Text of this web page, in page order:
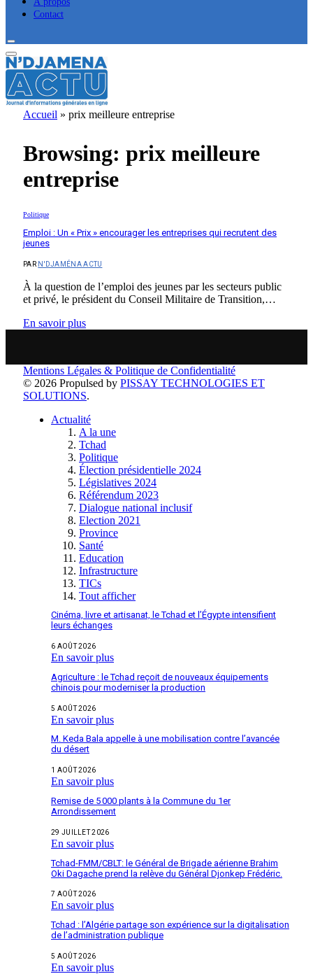
Contact
Accueil » prix meilleure entreprise
Browsing: prix meilleure
entreprise
Politique
Emploi : Un « Prix » encourager les entreprises qui recrutent des
jeunes
PAR N'DJAMÉNA ACTU
À la question de l’emploi des jeunes par les secteurs public
et privé, le président du Conseil Militaire de Transition,…
En savoir plus
Mentions Légales & Politique de Confidentialité
© 2026 Propulsed by PISSAY TECHNOLOGIES ET
SOLUTIONS.
Actualité
A la une
Tchad
Politique
Élection présidentielle 2024
Législatives 2024
Référendum 2023
Dialogue national inclusif
Election 2021
Province
Santé
Education
Infrastructure
TICs
Tout afficher
Cinéma, livre et artisanat, le Tchad et l’Égypte intensifient
leurs échanges
6 AOÛT 2026
En savoir plus
Agriculture : le Tchad reçoit de nouveaux équipements
chinois pour moderniser la production
5 AOÛT 2026
En savoir plus
M. Keda Bala appelle à une mobilisation contre l’avancée
du désert
1 AOÛT 2026
En savoir plus
Remise de 5 000 plants à la Commune du 1er
Arrondissement
29 JUILLET 2026
En savoir plus
Tchad-FMM/CBLT: le Général de Brigade aérienne Brahim
Oki Dagache prend la relève du Général Djonkep Frédéric.
7 AOÛT 2026
En savoir plus
Tchad : l’Algérie partage son expérience sur la digitalisation
de l’administration publique
5 AOÛT 2026
En savoir plus